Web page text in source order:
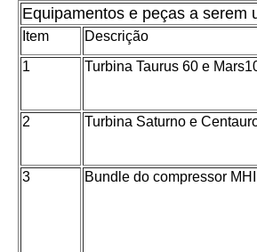
Equipamentos e peças a serem
Item Descrição
1 Turbina Taurus 60 e
2 Turbina Saturno e
3 Bundle do compressor MHI